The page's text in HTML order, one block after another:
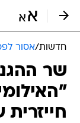
חדשות/אסור
שר